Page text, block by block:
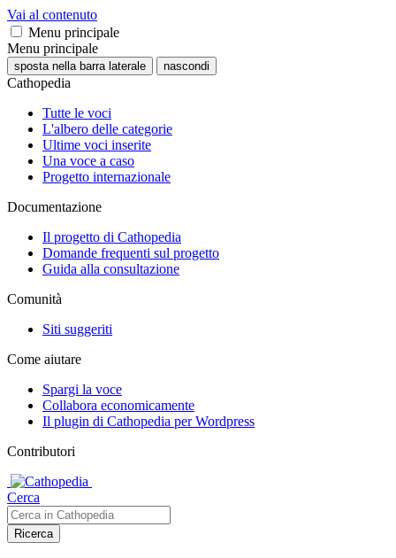
Vai al contenuto
Menu principale
Menu principale
sposta nella barra laterale nascondi
Cathopedia
Tutte le voci
L'albero delle categorie
Ultime voci inserite
Una voce a caso
Progetto internazionale
Documentazione
Il progetto di Cathopedia
Domande frequenti sul progetto
Guida alla consultazione
Comunità
Siti suggeriti
Come aiutare
Spargi la voce
Collabora economicamente
Il plugin di Cathopedia per Wordpress
Contributori
Cerca
Ricerca